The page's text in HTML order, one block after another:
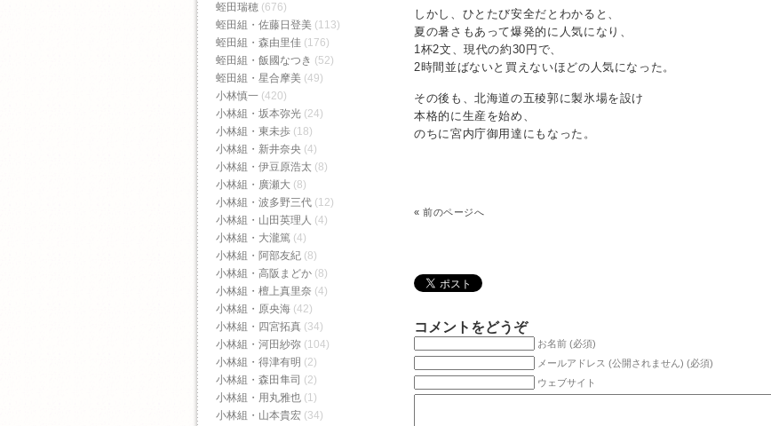
しかし、ひとたび安全だとわかると、
夏の暑さもあって爆発的に人気になり、
1杯2文、現代の約30円で、
2時間並ばないと買えないほどの人気になった。
その後も、北海道の五稜郭に製氷場を設け
本格的に生産を始め、
のちに宮内庁御用達にもなった。
«前のページへ
コメントをどうぞ
お名前 (必須)
メールアドレス (公開されません) (必須)
ウェブサイト
蛭田瑞穂 (676)
蛭田組・佐藤日登美 (113)
蛭田組・森由里佳 (176)
蛭田組・飯國なつき (52)
蛭田組・星合摩美 (49)
小林慎一 (420)
小林組・坂本弥光 (24)
小林組・東未歩 (18)
小林組・新井奈央 (4)
小林組・伊豆原浩太 (8)
小林組・廣瀬大 (8)
小林組・波多野三代 (12)
小林組・山田英理人 (4)
小林組・大瀧篤 (4)
小林組・阿部友紀 (8)
小林組・高阪まどか (8)
小林組・檀上真里奈 (4)
小林組・原央海 (42)
小林組・四宮拓真 (34)
小林組・河田紗弥 (104)
小林組・得津有明 (2)
小林組・森田隼司 (2)
小林組・用丸雅也 (1)
小林組・山本貴宏 (34)